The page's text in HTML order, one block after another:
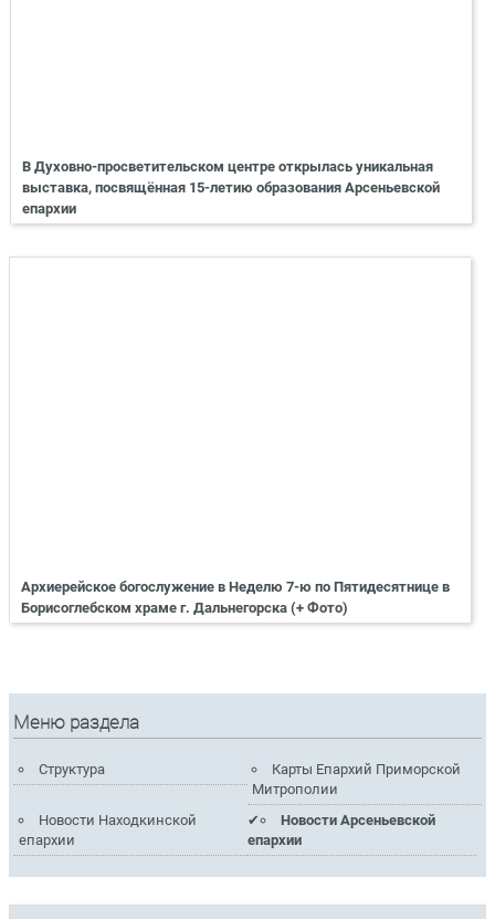
В Духовно-просветительском центре открылась уникальная
выставка, посвящённая 15-летию образования Арсеньевской
епархии
Архиерейское богослужение в Неделю 7-ю по Пятидесятнице в
Борисоглебском храме г. Дальнегорска (+ Фото)
Меню раздела
Структура
Карты Епархий Приморской
Митрополии
Новости Находкинской
епархии
Новости Арсеньевской
епархии